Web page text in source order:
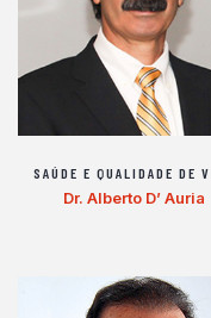
SAÚDE E QUALIDADE DE
Dr. Alberto D’ Auria